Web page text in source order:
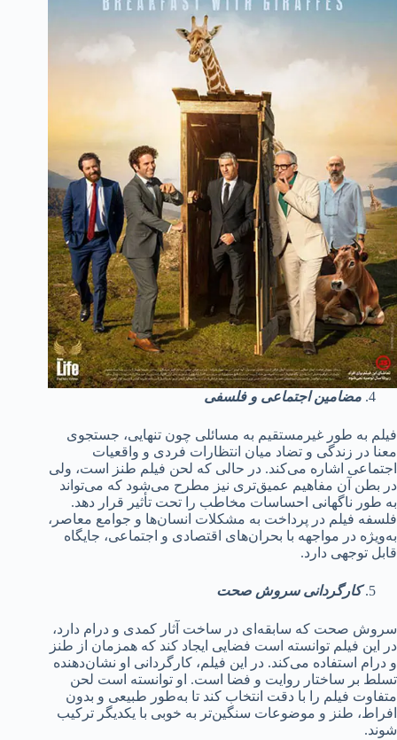
مضامین اجتماعی و فلسفی
فیلم به طور غیرمستقیم به مسائلی چون تنهایی، جستجوی
معنا در زندگی و تضاد میان انتظارات فردی و واقعیات
اجتماعی اشاره می‌کند. در حالی که لحن فیلم طنز است، ولی
در بطن آن مفاهیم عمیق‌تری نیز مطرح می‌شود که می‌تواند
به طور ناگهانی احساسات مخاطب را تحت تأثیر قرار دهد.
فلسفه فیلم در پرداخت به مشکلات انسان‌ها و جوامع معاصر،
به‌ویژه در مواجهه با بحران‌های اقتصادی و اجتماعی، جایگاه
قابل توجهی دارد.
کارگردانی سروش صحت
سروش صحت که سابقه‌ای در ساخت آثار کمدی و درام دارد،
در این فیلم توانسته است فضایی ایجاد کند که همزمان از طنز
و درام استفاده می‌کند. در این فیلم، کارگردانی او نشان‌دهنده
تسلط بر ساختار روایت و فضا است. او توانسته است لحن
متفاوت فیلم را با دقت انتخاب کند تا به‌طور طبیعی و بدون
افراط، طنز و موضوعات سنگین‌تر به خوبی با یکدیگر ترکیب
شوند.